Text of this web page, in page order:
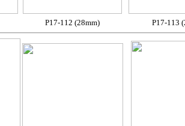
P17-112 (28mm) P17-113